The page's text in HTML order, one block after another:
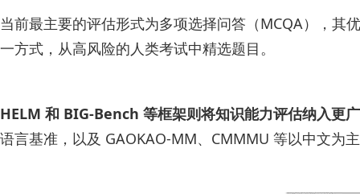
当前最主要的评估形式为多项选择问答（MCQA），其
一方式，从高风险的人类考试中精选题目。
HELM 和 BIG-Bench 等框架则将知识能力评估纳入更
语言基准，以及 GAOKAO-MM、CMMMU 等以中文为